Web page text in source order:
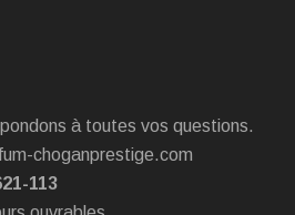
à toutes vos questions.
choganprestige.com
113